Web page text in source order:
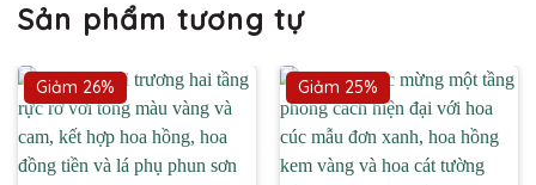
Sản phẩm tương tự
Giảm 26% Giảm 25%